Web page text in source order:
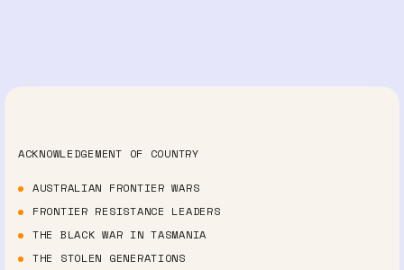
ACKNOWLEDGEMENT OF COUNTRY
AUSTRALIAN FRONTIER WARS
FRONTIER RESISTANCE LEADERS
THE BLACK WAR IN TASMANIA
THE STOLEN GENERATIONS